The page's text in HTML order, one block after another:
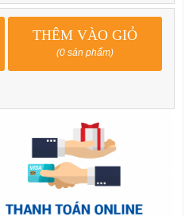
THÊM VÀO GIỎ
(0 sản phẩm)